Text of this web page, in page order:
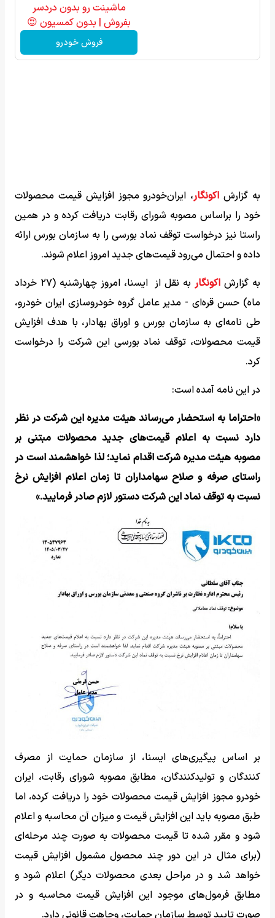
ماشینت رو بدون دردسر
بفروش | بدون کمسیون 😍
فروش خودرو
به گزارش اکونگار، ایران‌خودرو مجوز افزایش قیمت محصولات
خود را براساس مصوبه شورای رقابت دریافت کرده و در همین
راستا نیز درخواست توقف نماد بورسی را به سازمان بورس ارائه
داده و احتمال می‌رود قیمت‌های جدید امروز اعلام شوند.
به گزارش اکونگار
به نقل از ایسنا، امروز چهارشنبه (۲۷ خرداد
ماه) حسن قره‌ای - مدیر عامل گروه خودروسازی ایران خودرو،
طی نامه‌ای به سازمان بورس و اوراق بهادار، با هدف افزایش
قیمت محصولات، توقف نماد بورسی این شرکت را درخواست
کرد.
در این نامه آمده است:
«احتراما به استحضار می‌رساند هیئت مدیره این شرکت در نظر
دارد نسبت به اعلام قیمت‌های جدید محصولات مبتنی بر
مصوبه هیئت مدیره شرکت اقدام نماید؛ لذا خواهشمند است در
راستای صرفه و صلاح سهامداران تا زمان اعلام افزایش نرخ
نسبت به توقف نماد این شرکت دستور لازم صادر فرمایید.»
بر اساس پیگیری‌های ایسنا، از سازمان حمایت از مصرف
کنندگان و تولیدکنندگان، مطابق مصوبه شورای رقابت، ایران
خودرو مجوز افزایش قیمت محصولات خود را دریافت کرده، اما
طبق مصوبه باید این افزایش قیمت و میزان آن محاسبه و اعلام
شود و مقرر شده تا قیمت محصولات به صورت چند مرحله‌ای
(برای مثال در این دور چند محصول مشمول افزایش قیمت
خواهد شد و در مراحل بعدی محصولات دیگر) اعلام شود و
مطابق فرمول‌های موجود این افزایش قیمت محاسبه و در
صورت تایید توسط سازمان حمایت، وجاهت قانونی دارد.